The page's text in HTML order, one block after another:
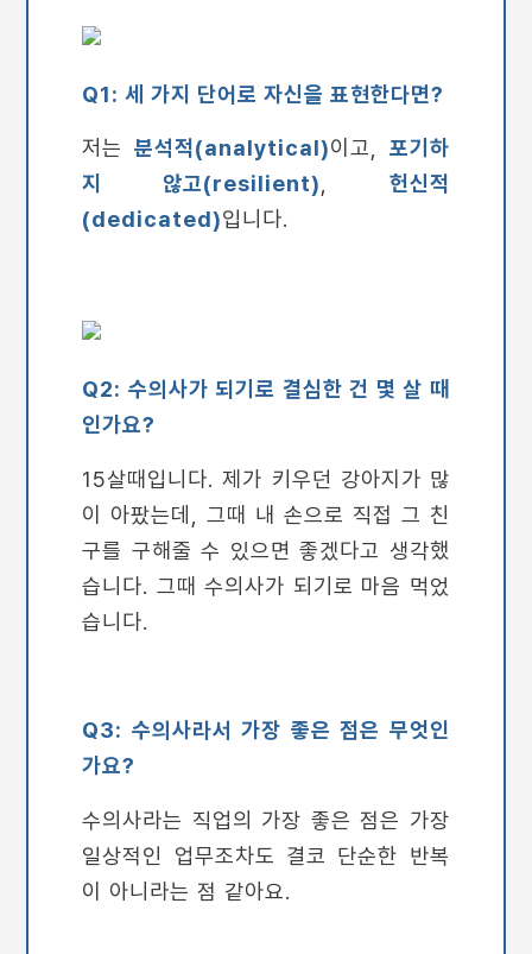
Q1: 세 가지 단어로 자신을 표현한다면?
저는 분석적(analytical)이고, 포기하
지 않고(resilient)
헌신적
(dedicated)입니다.
Q2: 수의사가 되기로 결심한 건 몇 살 때
인가요?
15살때입니다. 제가 키우던 강아지가 많
이 아팠는데, 그때 내 손으로 직접 그 친
구를 구해줄 수 있으면 좋겠다고 생각했
습니다. 그때 수의사가 되기로 마음 먹었
습니다.
Q3: 수의사라서 가장 좋은 점은 무엇인
가요?
수의사라는 직업의 가장 좋은 점은 가장
일상적인 업무조차도 결코 단순한 반복
이 아니라는 점 같아요.